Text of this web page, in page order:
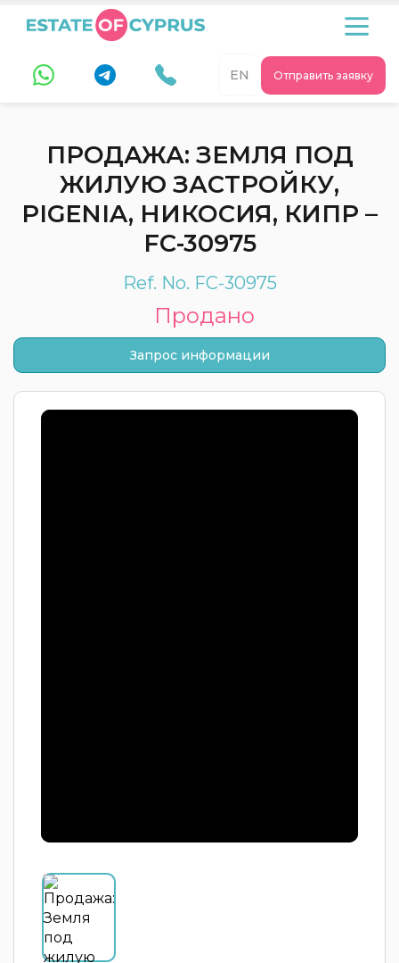
Отправить заявку
EN
ПРОДАЖА: ЗЕМЛЯ ПОД
ЖИЛУЮ ЗАСТРОЙКУ,
PIGENIA, НИКОСИЯ, КИПР –
FC-30975
Ref. No. FC-30975
Продано
Запрос информации